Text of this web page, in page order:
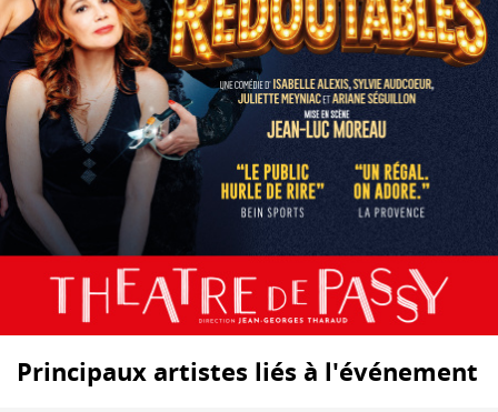
Principaux artistes liés à l'événement